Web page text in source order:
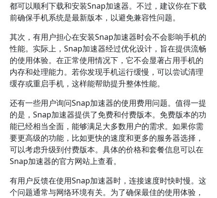
都可以顺利下载和安装Snap加速器。不过，建议你在下载
前确保手机系统是最新版本，以避免兼容性问题。
其次，有用户担心在安装Snap加速器时会不会影响手机的
性能。实际上，Snap加速器经过优化设计，旨在提供流畅
的使用体验。在正常使用情况下，它不会显著占用手机的
内存和处理能力。若你发现手机运行缓慢，可以尝试清理
缓存或重启手机，这样能帮助提升整体性能。
还有一些用户询问Snap加速器的使用费用问题。值得一提
的是，Snap加速器提供了免费和付费版本。免费版本的功
能已经相当全面，能够满足大多数用户的需求。如果你需
要更高级的功能，比如更快的速度和更多的服务器选择，
可以考虑升级到付费版本。具体的价格和套餐信息可以在
Snap加速器的官方网站上查看。
有用户反馈在使用Snap加速器时，连接速度时快时慢。这
个问题通常与网络环境有关。为了确保最佳的使用体验，